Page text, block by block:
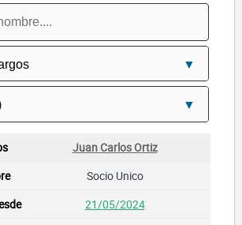
Juan Carlos Ortiz
Socio Unico
21/05/2024